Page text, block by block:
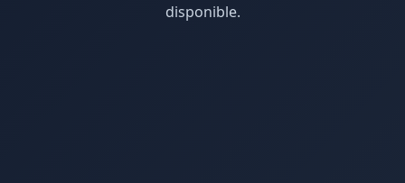
disponible.